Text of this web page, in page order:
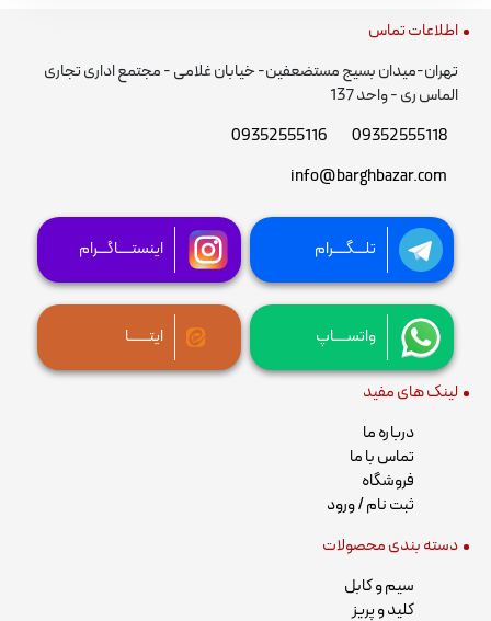
اطلاعات تماس
تهران-میدان بسیج مستضعفین- خیابان غلامی - مجتمع اداری تجاری
الماس ری - واحد 137
09352555118
09352555116
info@barghbazar.com
تلـــگــــرام اینستــــاگـــرام
واتســــاپ ایتــــــا
لینک های مفید
درباره ما
تماس با ما
فروشگاه
ثبت نام / ورود
دسته بندی محصولات
سیم و کابل
کلید و پریز